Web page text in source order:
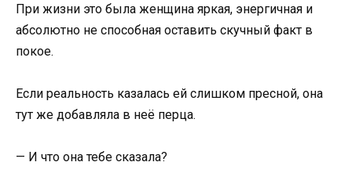
При жизни это была женщина яркая, энергичная и
абсолютно не способная оставить скучный факт в
покое.
Если реальность казалась ей слишком пресной, она
тут же добавляла в неё перца.
— И что она тебе сказала?